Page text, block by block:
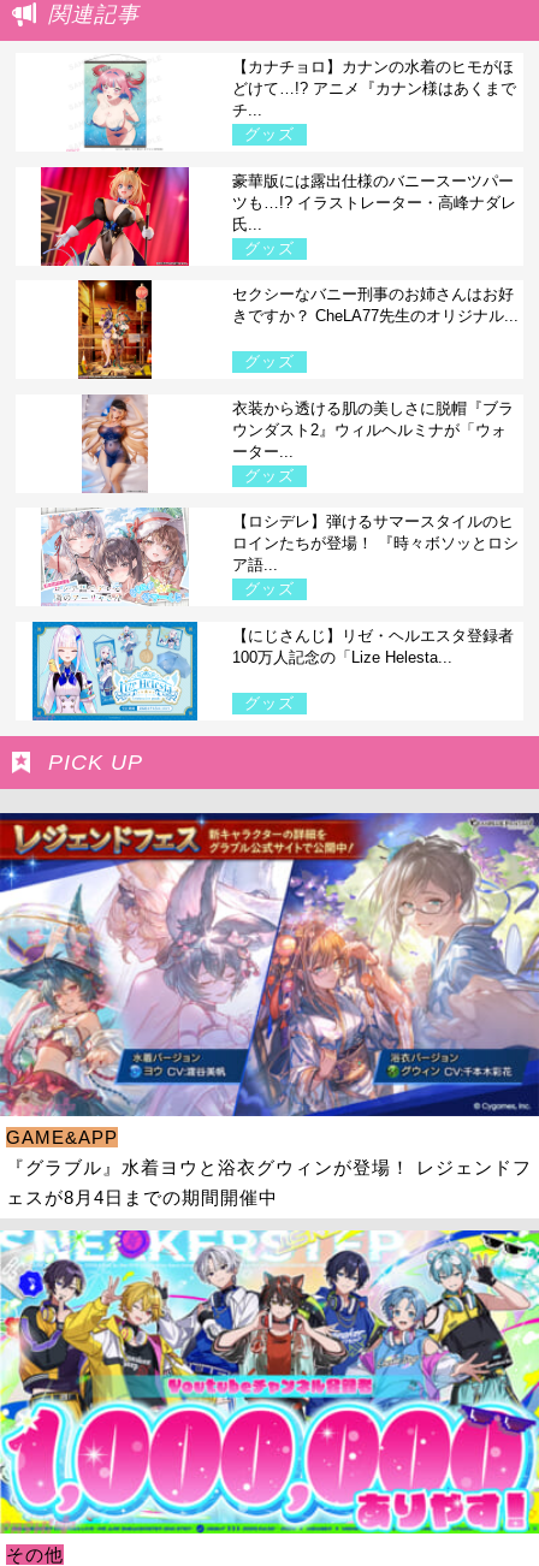
関連記事
【カナチョロ】カナンの水着のヒモがほ
どけて…!? アニメ『カナン様はあくまで
チ...
グッズ
豪華版には露出仕様のバニースーツパー
ツも…!? イラストレーター・高峰ナダレ
氏...
グッズ
セクシーなバニー刑事のお姉さんはお好
きですか？ CheLA77先生のオリジナル...
グッズ
衣装から透ける肌の美しさに脱帽『ブラ
ウンダスト2』ウィルヘルミナが「ウォ
ーター...
グッズ
【ロシデレ】弾けるサマースタイルのヒ
ロインたちが登場！ 『時々ボソッとロシ
ア語...
グッズ
【にじさんじ】リゼ・ヘルエスタ登録者
100万人記念の「Lize Helesta...
グッズ
PICK UP
GAME&APP
『グラブル』水着ヨウと浴衣グウィンが登場！ レジェンドフ
ェスが8月4日までの期間開催中
その他